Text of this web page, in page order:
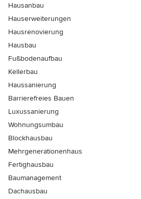
Hausanbau
Hauserweiterungen
Hausrenovierung
Hausbau
Fußbodenaufbau
Kellerbau
Haussanierung
Barrierefreies Bauen
Luxussanierung
Wohnungsumbau
Blockhausbau
Mehrgenerationenhaus
Fertighausbau
Baumanagement
Dachausbau